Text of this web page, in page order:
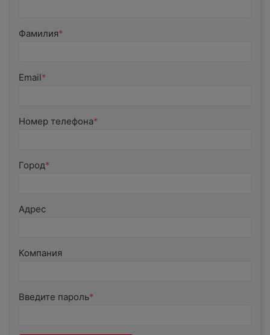
Фамилия
Email
Номер телефона
Город
Адрес
Компания
Введите пароль